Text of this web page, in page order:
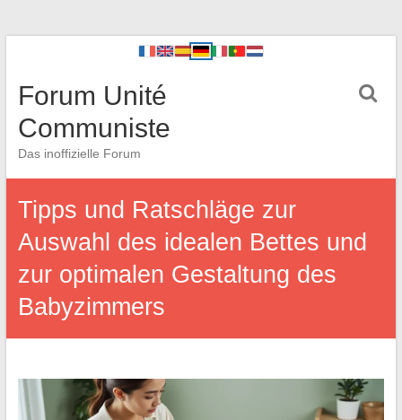
Forum Unité
Communiste
Das inoffizielle Forum
Tipps und Ratschläge zur
Auswahl des idealen Bettes und
zur optimalen Gestaltung des
Babyzimmers